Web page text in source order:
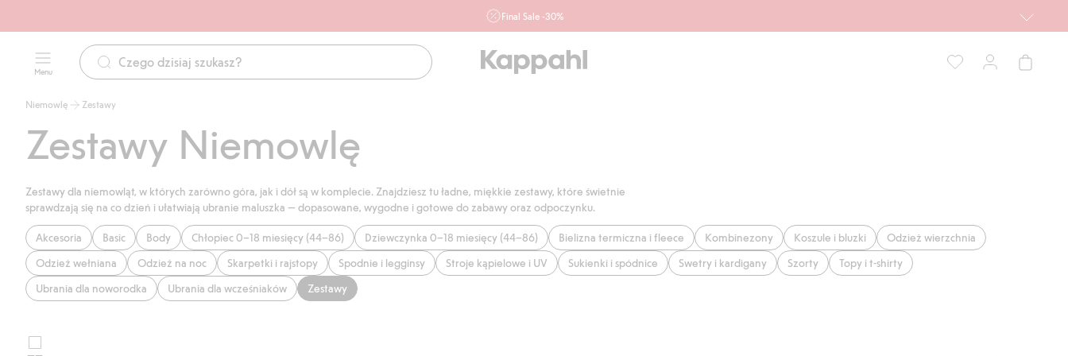
Final Sale -30%
ofertę, również z działu outlet do 10.8 w sklepach Kappahl i
Newbie oraz na kappahl.com. Ofert nie łączymy
Menu
Niemowlę Zestawy
Zestawy Niemowlę
Zestawy dla niemowląt, w których zarówno góra, jak i dół są w komplecie. Znajdziesz tu ładne, miękkie zestawy, które świetnie
sprawdzają się na co dzień i ułatwiają ubranie maluszka — dopasowane, wygodne i gotowe do zabawy oraz odpoczynku.
Akcesoria Basic Body Chłopiec 0–18 miesięcy (44–86) Dziewczynka 0–18 miesięcy (44–86) Bielizna termiczna i fleece Kombinezony Koszule i bluzki
Odzież wierzchnia
Odzież wełniana
Odzież na noc Skarpetki i rajstopy Spodnie i legginsy Stroje kąpielowe i UV Sukienki i spódnice Swetry i kardigany Szorty
Topy i t-shirty
Ubrania dla noworodka
Ubrania dla wcześniaków Zestawy
Wybierz